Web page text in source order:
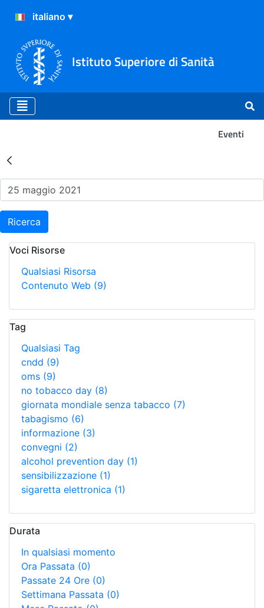
Istituto Superiore di Sanità
Eventi
Risultati della Ricerca -
Ricerca
Voci Risorse
Qualsiasi Risorsa
Contenuto Web (9)
Tag
Qualsiasi Tag
cndd (9)
oms (9)
no tobacco day (8)
giornata mondiale senza tabacco (7)
tabagismo (6)
informazione (3)
convegni (2)
alcohol prevention day (1)
sensibilizzazione (1)
sigaretta elettronica (1)
Durata
In qualsiasi momento
Ora Passata (0)
Passate 24 Ore (0)
Settimana Passata (0)